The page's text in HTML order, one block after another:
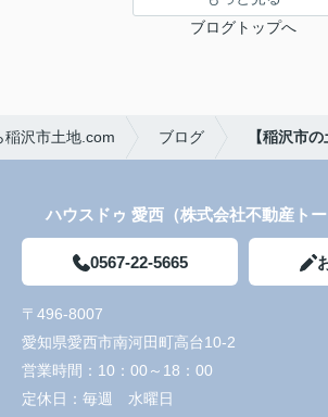
ブログトップへ
沢市土地.com ブログ 【稲沢市
ハウスドゥ 愛西（株式会社不動産トー
0567-22-5665
〒496-8007
愛知県愛西市南河田町高台10-2
営業時間： 10：00～18：00
定休日： 毎週 水曜日